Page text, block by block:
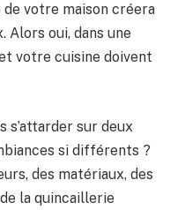
de votre maison créera
Alors oui, dans une
votre cuisine doivent
s’attarder sur deux
si différents ?
des matériaux, des
la quincaillerie